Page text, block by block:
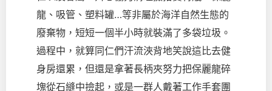
龍、吸管、塑料罐…等非屬於海洋自然生態的
廢棄物，短短一個半小時就裝滿了多袋垃圾。
過程中，就算同仁們汗流浹背地笑說這比去健
身房還累，但還是拿著長柄夾努力把保麗龍碎
塊從石縫中撿起，或是一群人戴著工作手套團